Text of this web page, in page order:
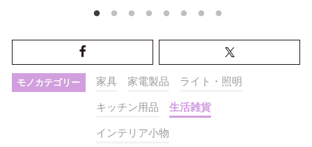
モノカテゴリー 家具 家電製品 ライト・照明
キッチン用品 生活雑貨
インテリア小物